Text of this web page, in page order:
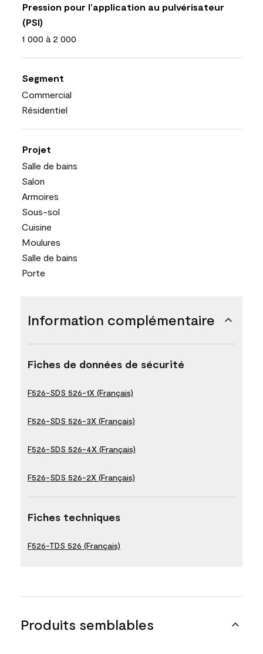
Pression pour l’application au pulvérisateur
(PSI)
1 000 à 2 000
Segment
Commercial
Résidentiel
Projet
Salle de bains
Salon
Armoires
Sous-sol
Cuisine
Moulures
Salle de bains
Porte
Information complémentaire
Fiches de données de sécurité
F526-SDS 526-1X (Français)
F526-SDS 526-3X (Français)
F526-SDS 526-4X (Français)
F526-SDS 526-2X (Français)
Fiches techniques
F526-TDS 526 (Français)
Produits semblables